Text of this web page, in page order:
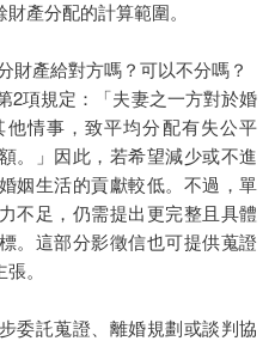
產分配的計算範圍。
財產給對方嗎？可以不分嗎？
2項規定：「夫妻之一方對於婚
情事，致平均分配有失公平
。」因此，若希望減少或不進
姻生活的貢獻較低。不過，單
不足，仍需提出更完整且具體
。這部分影徵信也可提供蒐證
。
委託蒐證、離婚規劃或談判協